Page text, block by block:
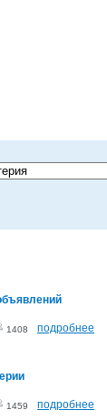
1408 подробнее
1459 подробнее